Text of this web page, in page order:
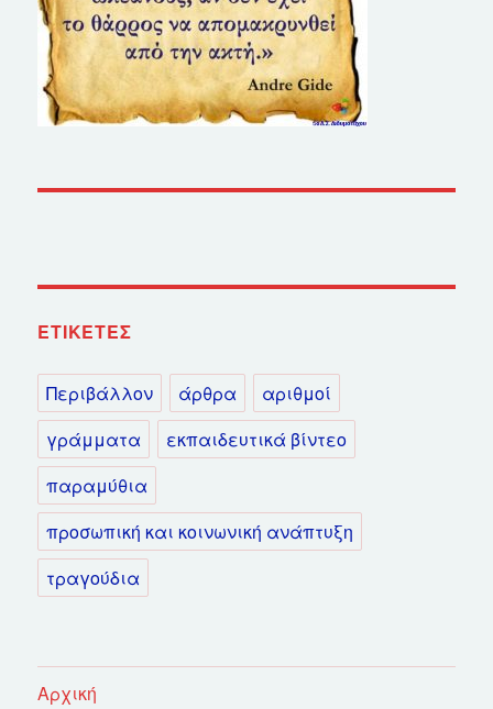
ΕΤΙΚΈΤΕΣ
Περιβάλλον άρθρα
αριθμοί
γράμματα
εκπαιδευτικά βίντεο
παραμύθια
προσωπική και κοινωνική ανάπτυξη
τραγούδια
Αρχική